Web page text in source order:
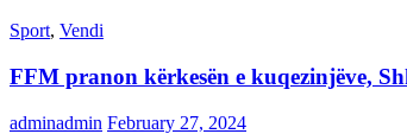
Sport, Vendi
FFM pranon kërkesën e kuqezinjëve,
adminadmin February 27, 2024